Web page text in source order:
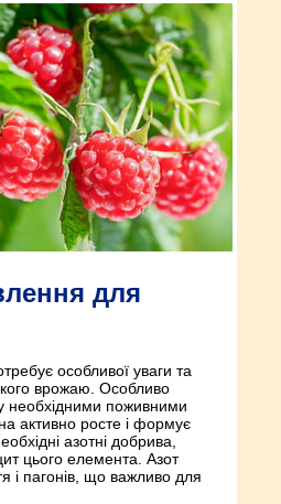
для
особливої уваги та
врожаю. Особливо
необхідними поживними
активно росте і формує
азотні добрива,
цього елемента. Азот
і пагонів, що важливо для